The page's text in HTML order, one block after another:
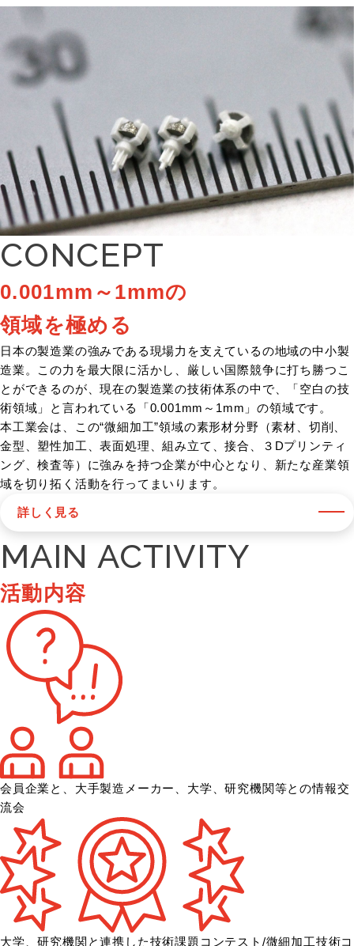
CONCEPT
0.001mm～1mmの
領域を極める
日本の製造業の強みである現場力を支えているの地域の中小製
造業。この力を最大限に活かし、厳しい国際競争に打ち勝つこ
とができるのが、現在の製造業の技術体系の中で、「空白の技
術領域」と言われている「0.001mm～1mm」の領域です。
本工業会は、この“微細加工”領域の素形材分野（素材、切削、
金型、塑性加工、表面処理、組み立て、接合、３Dプリンティ
ング、検査等）に強みを持つ企業が中心となり、新たな産業領
域を切り拓く活動を行ってまいります。
詳しく見る
MAIN ACTIVITY
活動内容
会員企業と、大手製造メーカー、大学、研究機関等との情報交
流会
大学、研究機関と連携した技術課題コンテスト/微細加工技術コ